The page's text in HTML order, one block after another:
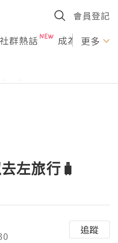
會員登記
社群熱話 成為U更多
左旅行🧳
追蹤